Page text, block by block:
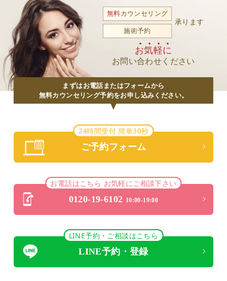
無料カウンセリング
施術予約
承ります
お気軽に
お問い合わせください
まずはお電話またはフォームから
無料カウンセリング予約をお申し込みください。
24時間受付 簡単30秒
ご予約フォーム
お電話はこちら お気軽にご相談下さい
0120-19-6102 10:00-19:00
LINE予約・ご相談はこちら
LINE予約・登録